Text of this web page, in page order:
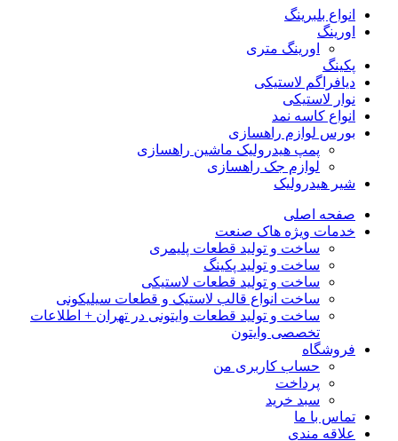
انواع بلبرینگ
اورینگ
اورینگ متری
پکینگ
دیافراگم لاستیکی
نوار لاستیکی
انواع کاسه نمد
بورس لوازم راهسازی
پمپ هیدرولیک ماشین راهسازی
لوازم جک راهسازی
شیر هیدرولیک
صفحه اصلی
خدمات ویژه هاک صنعت
ساخت و تولید قطعات پلیمری
ساخت و تولید پکینگ
ساخت و تولید قطعات لاستیکی
ساخت انواع قالب لاستیک و قطعات سیلیکونی
ساخت و تولید قطعات وایتونی در تهران + اطلاعات
تخصصی وایتون
فروشگاه
حساب کاربری من
پرداخت
سبد خرید
تماس با ما
علاقه مندی